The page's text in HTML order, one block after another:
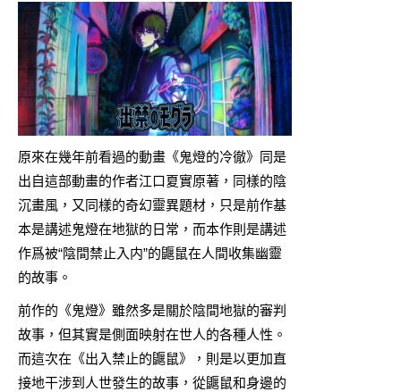
原來在幾年前看過的動畫《鬼燈的冷徹》同是
出自這部動畫的作者江口夏實原著，同樣的陰
沉畫風，又同樣的奇幻靈異題材，只是前作基
本是講述鬼燈在地獄的日常，而本作則是講述
作爲被“陰間禁止入内”的鼴鼠在人間收集幽靈
的故事。
前作的《鬼燈》雖然多是關於陰間地獄的審判
故事，但其實是側面映射在世人的各種人性。
而這次在《出入禁止的鼴鼠》，則是以更加直
接地干涉到人世發生的故事，從鼴鼠和身邊的